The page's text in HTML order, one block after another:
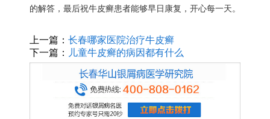
的解答，最后祝牛皮癣患者能够早日康复，开心每一天。
上一篇： 长春哪家医院治疗牛皮癣
下一篇：
儿童牛皮癣的病因都有什么